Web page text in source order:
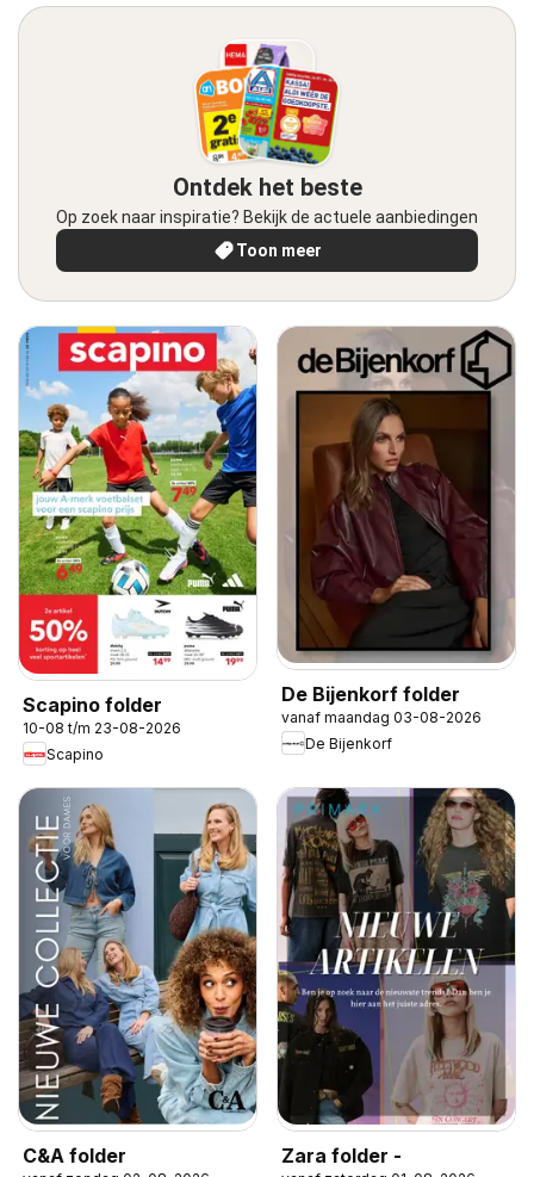
Ontdek het beste
Op zoek naar inspiratie? Bekijk de actuele aanbiedingen
Toon meer
Scapino folder
10-08 t/m 23-08-2026
Scapino
De Bijenkorf folder
vanaf maandag 03-08-2026
De Bijenkorf
C&A folder Zara folder -